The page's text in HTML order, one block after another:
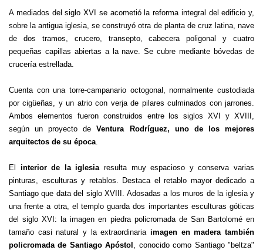
A mediados del siglo XVI se acometió la reforma integral del edificio y,
sobre la antigua iglesia, se construyó otra de planta de cruz latina, nave
de dos tramos, crucero, transepto, cabecera poligonal y cuatro
pequeñas capillas abiertas a la nave. Se cubre mediante bóvedas de
crucería estrellada.
Cuenta con una torre-campanario octogonal, normalmente custodiada
por cigüeñas, y un atrio con verja de pilares culminados con jarrones.
Ambos elementos fueron construidos entre los siglos XVI y XVIII,
según un proyecto deVentura Rodríguez, uno de los mejores
arquitectos de su época.
El interior de la iglesiaresulta muy espacioso y conserva varias
pinturas, esculturas y retablos. Destaca el retablo mayor dedicado a
Santiago que data del siglo XVIII. Adosadas a los muros de la iglesia y
una frente a otra, el templo guarda dos importantes esculturas góticas
del siglo XVI: la imagen en piedra policromada de San Bartolomé en
tamaño casi natural y la extraordinaria imagen en madera también
policromada de Santiago Apóstol , conocido como Santiago "beltza"